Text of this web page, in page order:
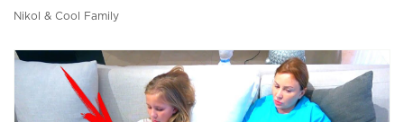
Nikol & Cool Family